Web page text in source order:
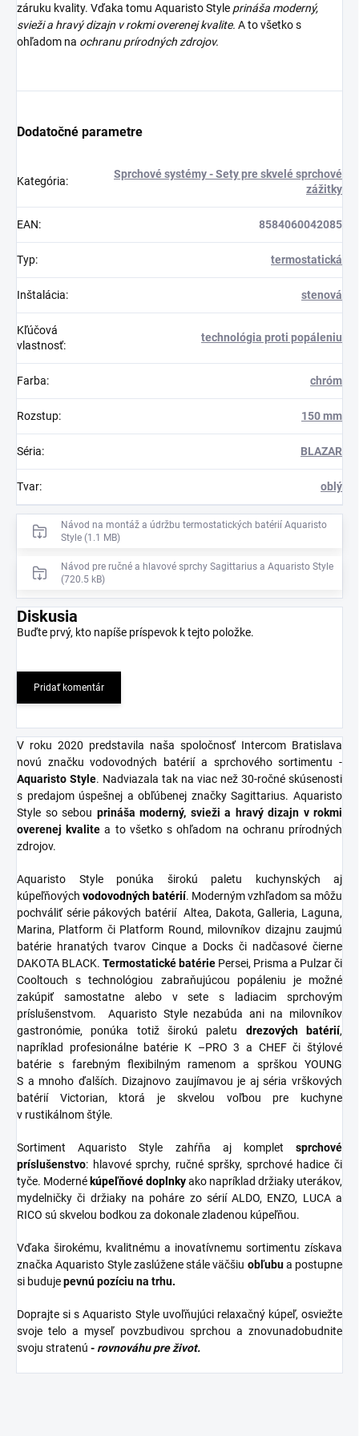
záruku kvality. Vďaka tomu Aquaristo Style prináša moderný,
svieži a hravý dizajn v rokmi overenej kvalite. A to všetko s
ohľadom na ochranu prírodných zdrojov.
Dodatočné parametre
Kategória:
Sprchové systémy - Sety pre skvelé sprchové
zážitky
EAN: 8584060042085
Typ: termostatická
Inštalácia: stenová
Kľúčová
vlastnosť:
technológia proti popáleniu
Farba: chróm
Rozstup: 150 mm
Séria: BLAZAR
Tvar: oblý
Návod na montáž a údržbu termostatických batérií Aquaristo
Style (1.1 MB)
Návod pre ručné a hlavové sprchy Sagittarius a Aquaristo Style
(720.5 kB)
Diskusia
Buďte prvý, kto napíše príspevok k tejto položke.
Pridať komentár
V roku 2020 predstavila naša spoločnosť Intercom Bratislava
novú značku vodovodných batérií a sprchového sortimentu -
Aquaristo Style. Nadviazala tak na viac než 30-ročné skúsenosti
s predajom úspešnej a obľúbenej značky Sagittarius. Aquaristo
Style so sebou prináša moderný, svieži a hravý dizajn v rokmi
overenej kvalite a to všetko s ohľadom na ochranu prírodných
zdrojov.
Aquaristo Style ponúka širokú paletu kuchynských aj
kúpeľňových vodovodných batérií. Moderným vzhľadom sa môžu
pochváliť série pákových batérií Altea, Dakota, Galleria, Laguna,
Marina, Platform či Platform Round, milovníkov dizajnu zaujmú
batérie hranatých tvarov Cinque a Docks či nadčasové čierne
DAKOTA BLACK. Termostatické batérie Persei, Prisma a Pulzar či
Cooltouch s technológiou zabraňujúcou popáleniu je možné
zakúpiť samostatne alebo v sete s ladiacim sprchovým
príslušenstvom. Aquaristo Style nezabúda ani na milovníkov
gastronómie, ponúka totiž širokú paletu drezových batérií,
napríklad profesionálne batérie K –PRO 3 a CHEF či štýlové
batérie s farebným flexibilným ramenom a sprškou YOUNG
S a mnoho ďalších. Dizajnovo zaujímavou je aj séria vrškových
batérií Victorian, ktorá je skvelou voľbou pre kuchyne
v rustikálnom štýle.
Sortiment Aquaristo Style zahŕňa aj komplet sprchové
príslušenstvo: hlavové sprchy, ručné spršky, sprchové hadice či
tyče. Moderné kúpeľňovédoplnkyako napríklad držiaky uterákov,
mydelničky či držiaky na poháre zo sérií ALDO, ENZO, LUCA a
RICO sú skvelou bodkou za dokonale zladenou kúpeľňou.
Vďaka širokému, kvalitnému a inovatívnemu sortimentu získava
značka Aquaristo Style zaslúžene stále väčšiu obľubua postupne
si budujepevnú pozíciu na trhu.
Doprajte si s Aquaristo Style uvoľňujúci relaxačný kúpeľ, osviežte
svoje telo a myseľ povzbudivou sprchou a znovunadobudnite
svoju stratenú - rovnováhu pre život.